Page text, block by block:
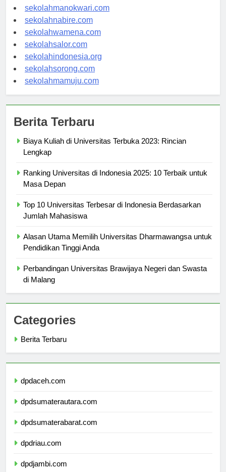
sekolahjayapura.com
sekolahmanokwari.com
sekolahnabire.com
sekolahwamena.com
sekolahsalor.com
sekolahindonesia.org
sekolahsorong.com
Biaya Kuliah di Universitas Terbuka 2023: Rincian
Ranking Universitas di Indonesia 2025: 10 Terbaik untuk
Top 10 Universitas Terbesar di Indonesia Berdasarkan
Alasan Utama Memilih Universitas Dharmawangsa untuk
Perbandingan Universitas Brawijaya Negeri dan Swasta
Categories